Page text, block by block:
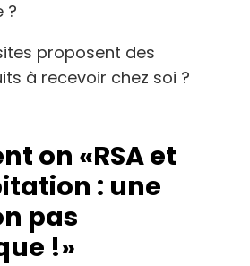
?
proposent des
à recevoir chez soi ?
on «RSA et
: une
pas
!»